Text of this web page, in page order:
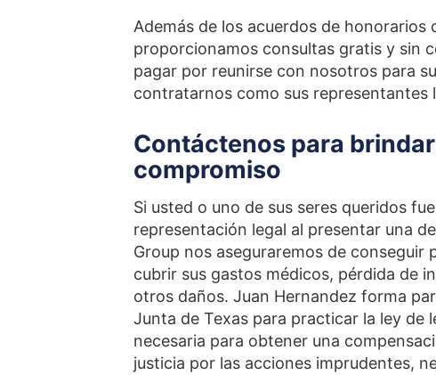
Además de los acuerdos de
proporcionamos consultas gratis y sin
pagar por reunirse con nosotros para
contratarnos como sus representantes
Contáctenos para
compromiso
Si usted o uno de sus seres queridos
representación legal al presentar una
Group nos aseguraremos de conseguir
cubrir sus gastos médicos, pérdida de
otros daños. Juan Hernandez forma
Junta de Texas para practicar la ley de
necesaria para obtener una
justicia por las acciones imprudentes,